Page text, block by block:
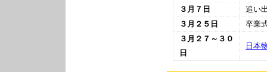
３月７日
追い
３月２５日
卒業
３月２７～３０
日
日本